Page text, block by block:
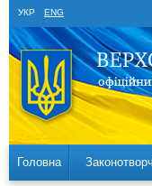
УКР ENG
Головна